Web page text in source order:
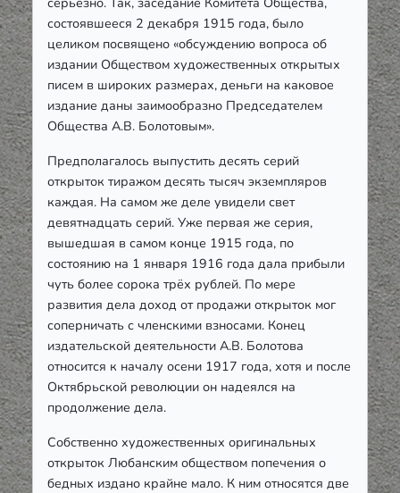
состоявшееся 2 декабря 1915 года, было
целиком посвящено «обсуждению вопроса об
издании Обществом художественных открытых
писем в широких размерах, деньги на каковое
издание даны заимообразно Председателем
Общества А.В. Болотовым».
Предполагалось выпустить десять серий
открыток тиражом десять тысяч экземпляров
каждая. На самом же деле увидели свет
девятнадцать серий. Уже первая же серия,
вышедшая в самом конце 1915 года, по
состоянию на 1 января 1916 года дала прибыли
чуть более сорока трёх рублей. По мере
развития дела доход от продажи открыток мог
соперничать с членскими взносами. Конец
издательской деятельности А.В. Болотова
относится к началу осени 1917 года, хотя и после
Октябрьской революции он надеялся на
продолжение дела.
Собственно художественных оригинальных
открыток Любанским обществом попечения о
бедных издано крайне мало. К ним относятся две